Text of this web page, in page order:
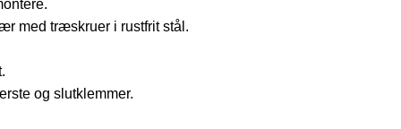
med træskruer i rustfrit stål.
og slutklemmer.